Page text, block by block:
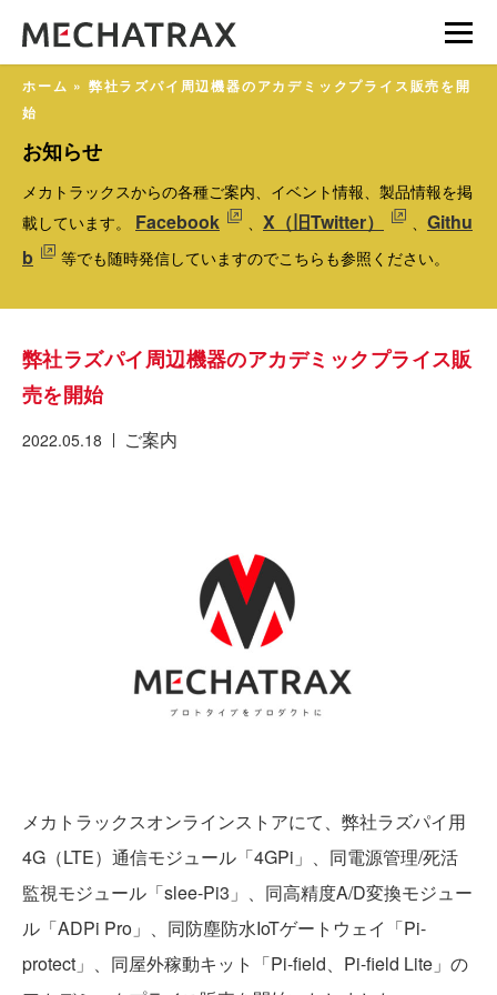
ホーム » 弊社ラズパイ周辺機器のアカデミックプライス販売を開
始
お知らせ
メカトラックスからの各種ご案内、イベント情報、製品情報を掲
載しています。
Facebook 、 X（旧Twitter） 、 Githu
b
等でも随時発信していますのでこちらも参照ください。
弊社ラズパイ周辺機器のアカデミックプライス販
売を開始
2022.05.18 ご案内
メカトラックスオンラインストアにて、弊社ラズパイ用
4G（LTE）通信モジュール「4GPi」、同電源管理/死活
監視モジュール「slee-Pi3」、同高精度A/D変換モジュー
ル「ADPi Pro」、同防塵防水IoTゲートウェイ「Pi-
protect」、同屋外稼動キット「Pi-field、Pi-field Lite」の